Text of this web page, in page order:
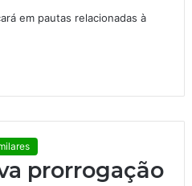
em pautas relacionadas à
prorrogação